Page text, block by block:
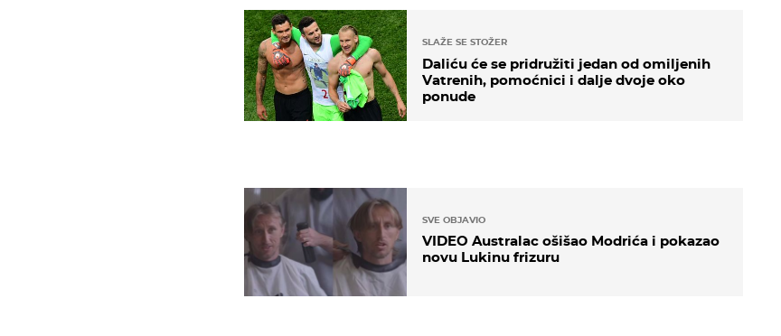
SLAŽE SE STOŽER
Daliću će se pridružiti jedan od omiljenih
Vatrenih, pomoćnici i dalje dvoje oko
ponude
SVE OBJAVIO
VIDEO Australac ošišao Modrića i pokazao
novu Lukinu frizuru